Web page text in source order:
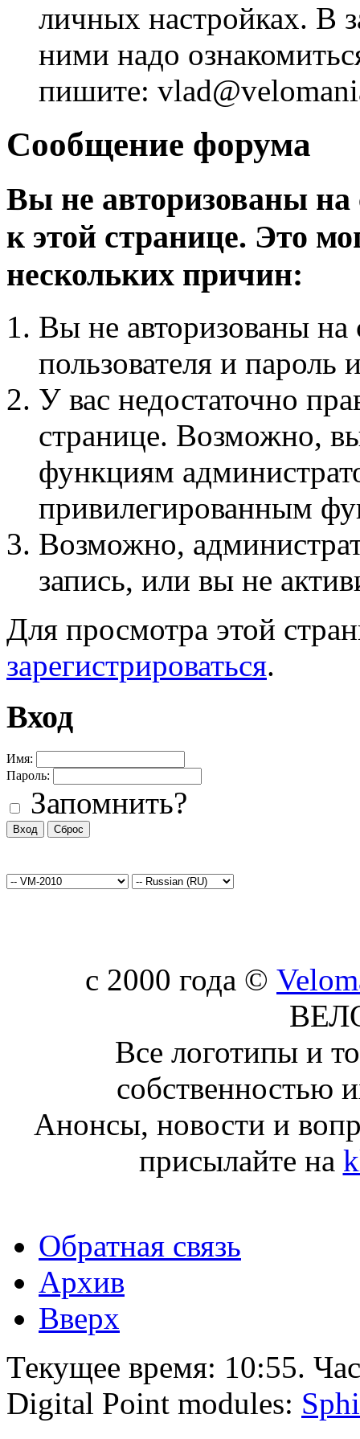
личных настройках. В
ними надо
пишите:
Сообщение форума
Вы не авторизованы на
к этой странице. Это
нескольких причин:
Вы не авторизованы на
пользователя и пароль
У вас недостаточно
странице. Возможно,
функциям
привилегированным
Возможно,
запись, или вы не
Для просмотра этой
зарегистрироваться.
Вход
Имя:
Пароль:
Запомнить?
c 2000 года ©
Все логотипы и
собственностью
Анонсы, новости и
присылайте на
Обратная связь
Архив
Вверх
Текущее время: 10:55.
Digital Point modules: